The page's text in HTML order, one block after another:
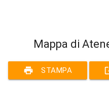
Mappa di
print STAMPA